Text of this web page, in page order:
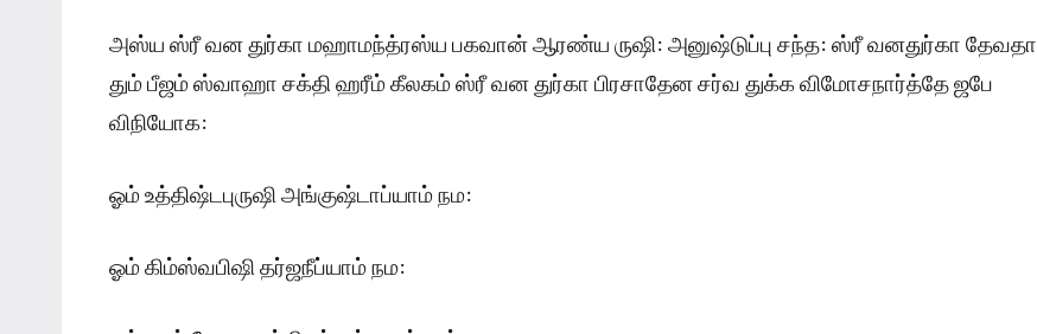
அஸ்ய ஸ்ரீ வன துர்கா மஹாமந்த்ரஸ்ய பகவான் ஆரண்ய ருஷி: அனுஷ்டுப்பு சந்த: ஸ்ரீ வனதுர்கா தேவதா
தும் பீஜம் ஸ்வாஹா சக்தி ஹரீம் கீலகம் ஸ்ரீ வன துர்கா பிரசாதேன சர்வ துக்க விமோசநார்த்தே ஜபே
விநியோக:
ஓம் உத்திஷ்டபுருஷி அங்குஷ்டாப்யாம் நம:
ஓம் கிம்ஸ்வபிஷி தர்ஜநீப்யாம் நம: